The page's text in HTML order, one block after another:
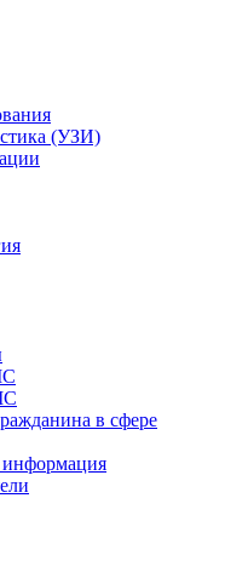
(УЗИ)
в сфере
информация